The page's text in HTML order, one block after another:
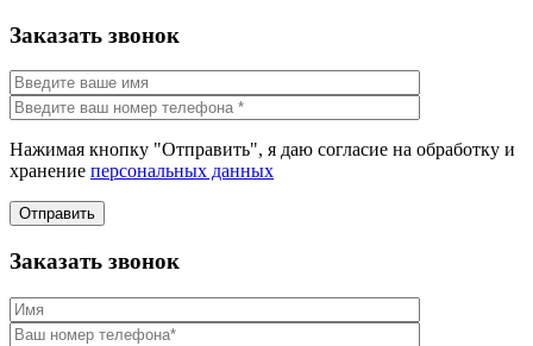
Заказать звонок
Нажимая кнопку "Отправить", я даю согласие на обработку и
хранение персональных данных
Отправить
Заказать звонок